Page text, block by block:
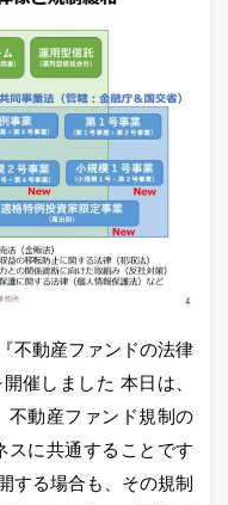
不動産ファンドの法律
催しました 本日は、
不動産ファンド規制の
スに共通することです
する場合も、その規制